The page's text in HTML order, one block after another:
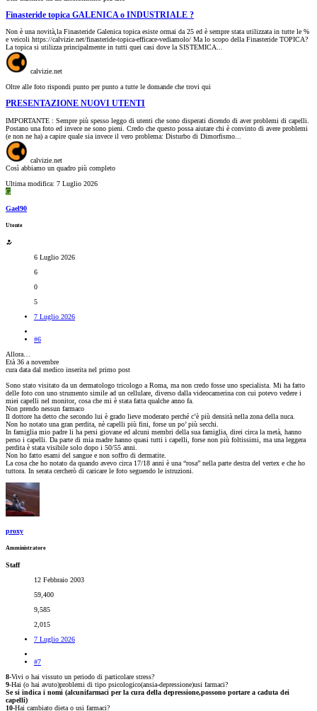
Finasteride topica GALENICA o INDUSTRIALE ?
Non è una novità,la Finasteride Galenica topica esiste ormai da 25 ed è sempre stata utilizzata in tutte le %
e veicoli https://calvizie.net/finasteride-topica-efficace-vediamolo/ Ma lo scopo della Finasteride TOPICA?
La topica si utilizza principalmente in tutti quei casi dove la SISTEMICA...
calvizie.net
Oltre alle foto rispondi punto per punto a tutte le domande che trovi qui
PRESENTAZIONE NUOVI UTENTI
IMPORTANTE : Sempre più spesso leggo di utenti che sono disperati dicendo di aver problemi di capelli.
Postano una foto ed invece ne sono pieni. Credo che questo possa aiutare chi è convinto di avere problemi
(e non ne ha) a capire quale sia invece il vero problema: Disturbo di Dimorfismo...
calvizie.net
Così abbiamo un quadro più completo
Ultima modifica: 7 Luglio 2026
G
Gael90
Utente
6 Luglio 2026
6
0
5
7 Luglio 2026
#6
Allora…
Età 36 a novembre
cura data dal medico inserita nel primo post
Sono stato visitato da un dermatologo tricologo a Roma, ma non credo fosse uno specialista. Mi ha fatto
delle foto con uno strumento simile ad un cellulare, diverso dalla videocamerina con cui potevo vedere i
miei capelli nel monitor, cosa che mi è stata fatta qualche anno fa.
Non prendo nessun farmaco
Il dottore ha detto che secondo lui è grado lieve moderato perché c’è più densità nella zona della nuca.
Non ho notato una gran perdita, nè capelli più fini, forse un po’ più secchi.
In famiglia mio padre li ha persi giovane ed alcuni membri della sua famiglia, direi circa la metà, hanno
perso i capelli. Da parte di mia madre hanno quasi tutti i capelli, forse non più foltissimi, ma una leggera
perdita è stata visibile solo dopo i 50/55 anni.
Non ho fatto esami del sangue e non soffro di dermatite.
La cosa che ho notato da quando avevo circa 17/18 anni è una “rosa” nella parte destra del vertex e che ho
tuttora. In serata cercherò di caricare le foto seguendo le istruzioni.
proxy
Amministratore
Staff
12 Febbraio 2003
59,400
9,585
2,015
7 Luglio 2026
#7
8-Vivi o hai vissuto un periodo di particolare stress?
9-Hai (o hai avuto)problemi di tipo psicologico(ansia-depressione)usi farmaci?
Se si indica i nomi (alcunifarmaci per la cura della depressione,possono portare a caduta dei
capelli)
10-Hai cambiato dieta o usi farmaci?